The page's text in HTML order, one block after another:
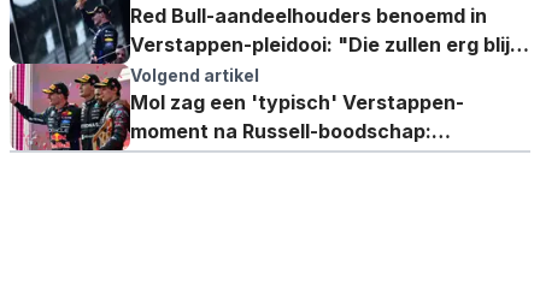
Red Bull-aandeelhouders benoemd in
Verstappen-pleidooi: "Die zullen erg blij
zijn geweest"
Volgend artikel
Mol zag een 'typisch' Verstappen-
moment na Russell-boodschap:
"Verstappen heeft dat gehoord"